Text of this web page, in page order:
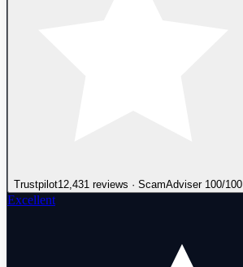
Trustpilot12,431 reviews · ScamAdviser 100/100
Excellent